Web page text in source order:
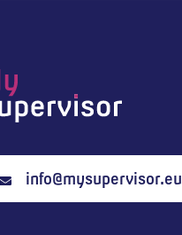
info@mysupervisor.eu